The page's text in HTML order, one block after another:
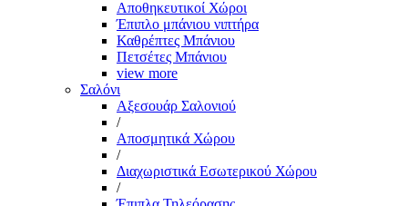
Αποθηκευτικοί Χώροι
Έπιπλο μπάνιου νιπτήρα
Καθρέπτες Μπάνιου
Πετσέτες Μπάνιου
view more
Σαλόνι
Αξεσουάρ Σαλονιού
/
Αποσμητικά Χώρου
/
Διαχωριστικά Εσωτερικού Χώρου
/